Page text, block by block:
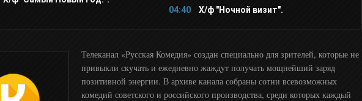
Amedia Hit
04:40
Х/ф "Ночной визит".
Телеканал «Русская Комедия» создан специально для зрителей, которые не
привыкли скучать и ежедневно жаждут получать мощнейший заряд
позитивной энергии. В архиве канала собраны сотни всевозможных
комедий советского и российского производства, среди которых каждый